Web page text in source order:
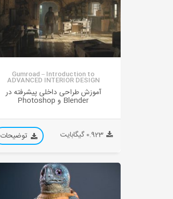
Gumroad – Introduction to
ADVANCED INTERIOR DESIGN
آموزش طراحی داخلی پیشرفته در
Blender و Photoshop
0.923 گیگابایت توضیحات